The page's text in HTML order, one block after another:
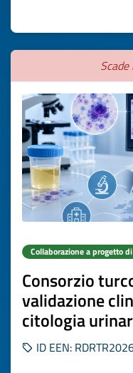
Collaborazione a progetto
Consorzio
validazione
citologia
ID EEN: